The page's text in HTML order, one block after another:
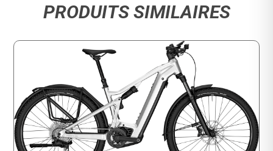
PRODUITS SIMILAIRES